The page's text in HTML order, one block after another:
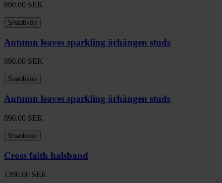
890.00 SEK
Snabbköp
Autumn leaves sparkling örhängen studs
890.00 SEK
Snabbköp
Autumn leaves sparkling örhängen studs
890.00 SEK
Snabbköp
Cross faith halsband
1390.00 SEK